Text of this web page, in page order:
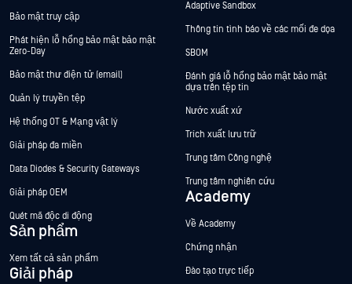
Bảo mật truy cập
Phát hiện lỗ hổng bảo mật bảo mật
Zero-Day
Bảo mật thư điện tử (email)
Quản lý truyền tệp
Hệ thống OT & Mạng vật lý
Giải pháp đa miền
Data Diodes & Security Gateways
Giải pháp OEM
Quét mã độc di động
Sản phẩm
Xem tất cả sản phẩm
Giải pháp
Adaptive Sandbox
Thông tin tình báo về các mối đe dọa
SBOM
Đánh giá lỗ hổng bảo mật bảo mật
dựa trên tệp tin
Nước xuất xứ
Trích xuất lưu trữ
Trung tâm Công nghệ
Trung tâm nghiên cứu
Academy
Về Academy
Chứng nhận
Đào tạo trực tiếp